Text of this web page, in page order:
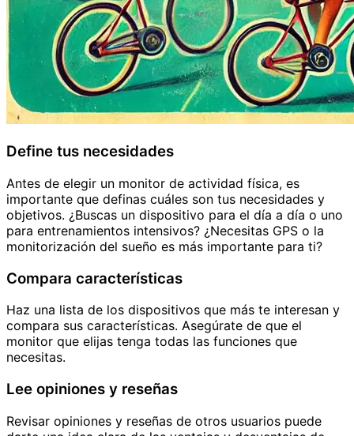
Define tus necesidades
Antes de elegir un monitor de actividad física, es
importante que definas cuáles son tus necesidades y
objetivos. ¿Buscas un dispositivo para el día a día o uno
para entrenamientos intensivos? ¿Necesitas GPS o la
monitorización del sueño es más importante para ti?
Compara características
Haz una lista de los dispositivos que más te interesan y
compara sus características. Asegúrate de que el
monitor que elijas tenga todas las funciones que
necesitas.
Lee opiniones y reseñas
Revisar opiniones y reseñas de otros usuarios puede